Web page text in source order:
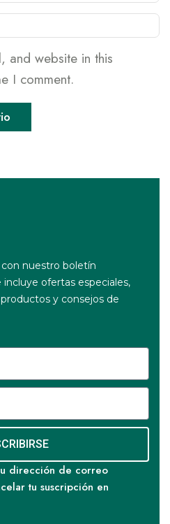
and website in this
I comment.
nuestro boletín
ofertas especiales,
y consejos de
dirección de correo
tu suscripción en